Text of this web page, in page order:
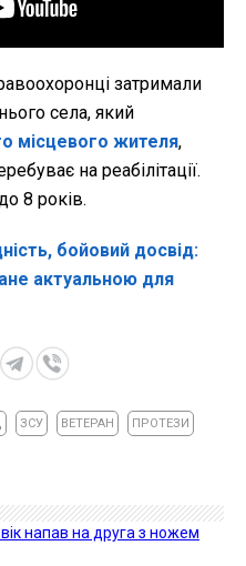
затримали
села, який
місцевого жителя,
на реабілітації.
8 років.
бойовий досвід:
актуальною для
ЗСУ ВЕТЕРАН ПРОТЕЗИ
напав на друга з ножем